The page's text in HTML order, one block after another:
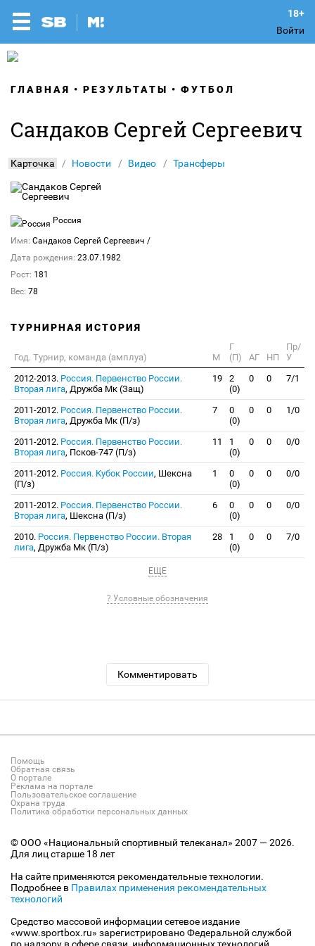
Войти
ГЛАВНАЯ РЕЗУЛЬТАТЫ ФУТБОЛ
Сандаков Сергей Сергеевич
Карточка Новости Видео Трансферы
Россия
Имя: Сандаков Сергей Сергеевич /
Дата рождения: 23.07.1982
Рост: 181
Вес: 78
ТУРНИРНАЯ ИСТОРИЯ
Год. Турнир, команда (амплуа) М
Г
(П)
АГ НП
Пр/
У
2012-2013. Россия. Первенство России.
Вторая лига, Дружба Мк (Защ)
19
2
(0)
0 0 7/1
2011-2012. Россия. Первенство России.
Вторая лига, Дружба Мк (П/з)
7
0
(0)
0 0 1/0
2011-2012. Россия. Первенство России.
Вторая лига, Псков-747 (П/з)
11
1
(0)
0 0 0/0
2011-2012. Россия. Кубок России, Шексна
(П/з)
1
0
(0)
0 0 0/0
2011-2012. Россия. Первенство России.
Вторая лига, Шексна (П/з)
6
0
(0)
0 0 0/0
2010. Россия. Первенство России. Вторая
лига, Дружба Мк (П/з)
28
1
(0)
0 0 7/0
ЕЩЕ
? Условные обозначения
Комментировать
Помощь
Обратная связь
О портале
Реклама на портале
Пользовательское соглашение
Охрана труда
Политика обработки персональных данных
© ООО «Национальный спортивный телеканал» 2007 — 2026.
Для лиц старше 18 лет
На сайте применяются рекомендательные технологии.
Подробнее в Правилах применения рекомендательных
технологий
Средство массовой информации сетевое издание
«www.sportbox.ru» зарегистрировано Федеральной службой